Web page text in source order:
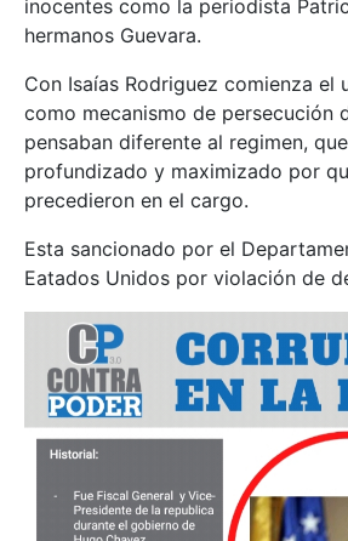
inocentes como la periodista
hermanos Guevara.
Con Isaías Rodriguez comienza el
como mecanismo de persecución
pensaban diferente al regimen,
profundizado y maximizado por
precedieron en el cargo.
Esta sancionado por el
Eatados Unidos por violación de